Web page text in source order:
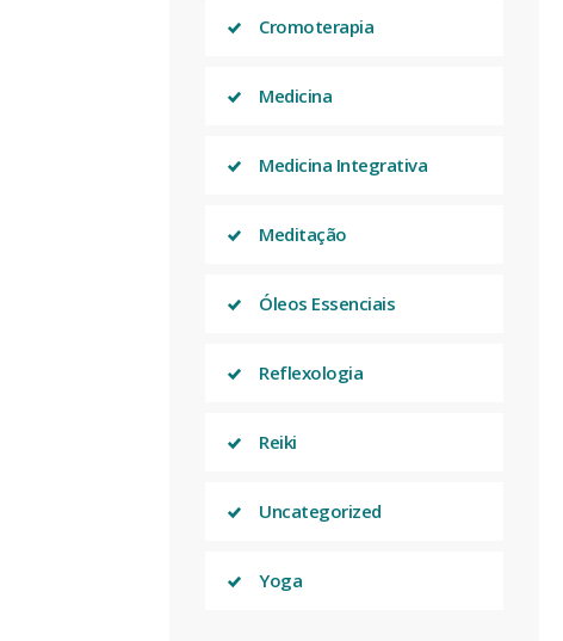
Cromoterapia
Medicina
Medicina Integrativa
Meditação
Óleos Essenciais
Reflexologia
Reiki
Uncategorized
Yoga